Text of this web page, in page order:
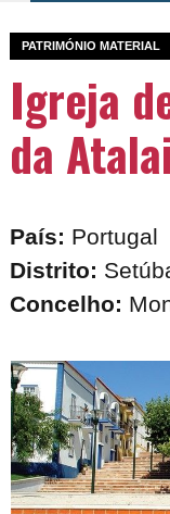
PATRIMÓNIO MATERIAL
Igreja
da
País: Portugal
Distrito:
Concelho: